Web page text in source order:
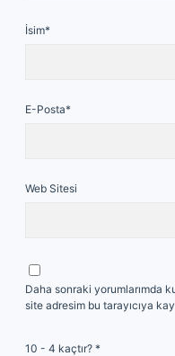
İsim*
E-Posta*
Web Sitesi
Daha sonraki yorumlarımda
site adresim bu tarayıcıya
10 - 4 kaçtır? *